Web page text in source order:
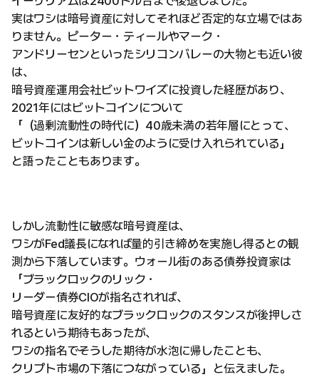
実はワシは暗号資産に対してそれほど否定的な立場ではあ
りません。ピーター・ティールやマーク・
アンドリーセンといったシリコンバレーの大物とも近い彼
は、
暗号資産運用会社ビットワイズに投資した経歴があり、
2021年にはビットコインについて
「（過剰流動性の時代に）40歳未満の若年層にとって、
ビットコインは新しい金のように受け入れられている」
と語ったこともあります。
しかし流動性に敏感な暗号資産は、
ワシがFed議長になれば量的引き締めを実施し得るとの観
測から下落しています。ウォール街のある債券投資家は
「ブラックロックのリック・
リーダー債券CIOが指名されれば、
暗号資産に友好的なブラックロックのスタンスが後押しさ
れるという期待もあったが、
ワシの指名でそうした期待が水泡に帰したことも、
クリプト市場の下落につながっている」と伝えました。